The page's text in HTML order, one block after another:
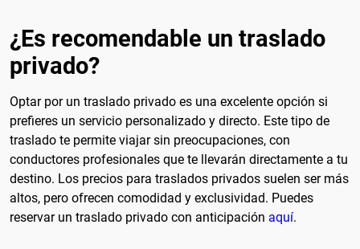
¿Es recomendable un traslado
privado?
Optar por un traslado privado es una excelente opción si
prefieres un servicio personalizado y directo. Este tipo de
traslado te permite viajar sin preocupaciones, con
conductores profesionales que te llevarán directamente a tu
destino. Los precios para traslados privados suelen ser más
altos, pero ofrecen comodidad y exclusividad. Puedes
reservar un traslado privado con anticipación aquí.